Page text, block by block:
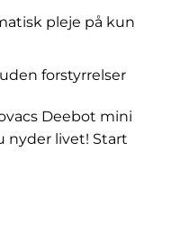
pleje på kun
forstyrrelser
Deebot mini
livet! Start